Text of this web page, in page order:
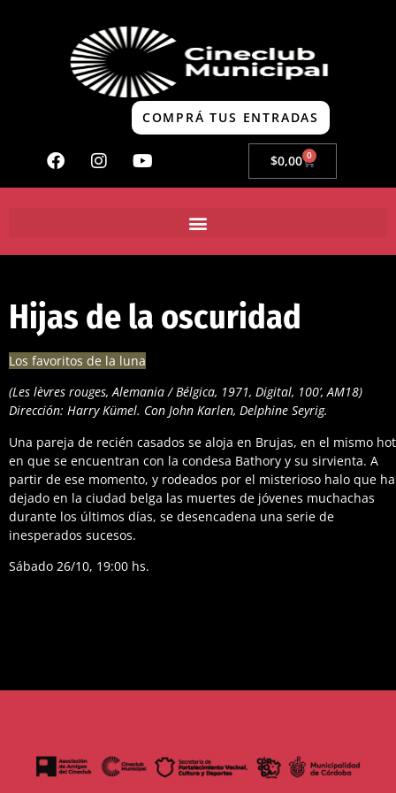
COMPRÁ TUS ENTRADAS
$0,00 0
Hijas de la oscuridad
Los favoritos de la luna
(Les lèvres rouges, Alemania / Bélgica, 1971, Digital, 100’, AM18)
Dirección: Harry Kümel. Con John Karlen, Delphine Seyrig.
Una pareja de recién casados se aloja en Brujas, en el mismo
en que se encuentran con la condesa Bathory y su sirvienta. A
partir de ese momento, y rodeados por el misterioso halo que
dejado en la ciudad belga las muertes de jóvenes muchachas
durante los últimos días, se desencadena una serie de
inesperados sucesos.
Sábado 26/10, 19:00 hs.